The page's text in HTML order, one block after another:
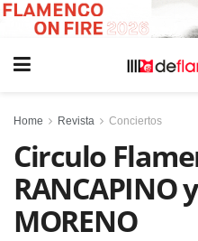
Home Revista Conciertos
Circulo
RANCAPINO
MORENO